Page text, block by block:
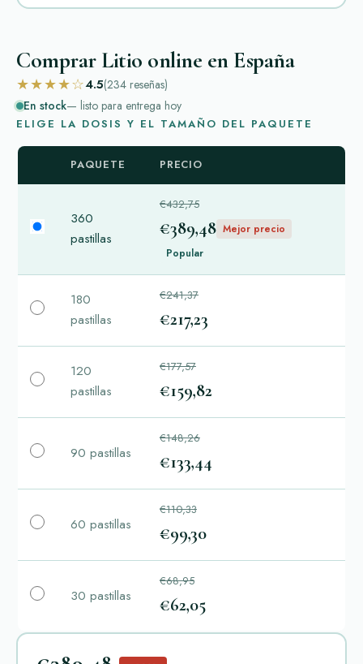
Comprar Litio online en España
★★★★☆4.5(234 reseñas)
En stock— listo para entrega hoy
ELIGE LA DOSIS Y EL TAMAÑO DEL PAQUETE
PAQUETE PRECIO
360
pastillas
€432,75
€389,48 Mejor precio
Popular
180
pastillas
€241,37
€217,23
120
pastillas
€177,57
€159,82
90 pastillas
€148,26
€133,44
60 pastillas
€110,33
€99,30
30 pastillas
€68,95
€62,05